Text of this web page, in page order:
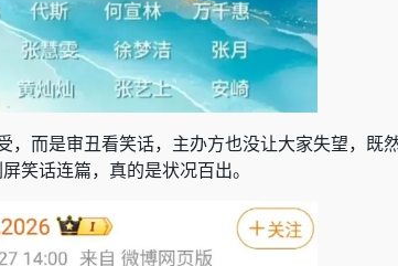
，而是审丑看笑话，主办方也没让大家失望，既
笑话连篇，真的是状况百出。